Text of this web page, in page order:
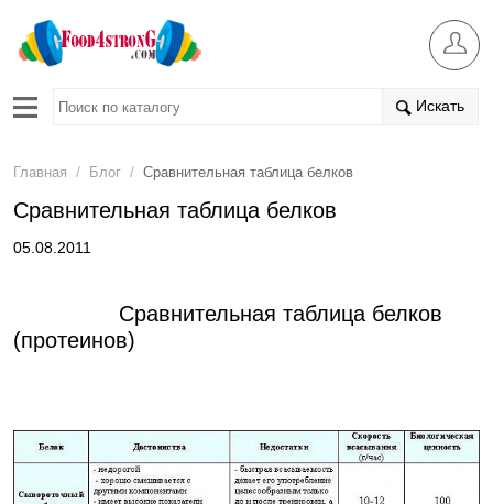
Искать
Главная / Блог / Сравнительная таблица белков
Сравнительная таблица белков
05.08.2011
Сравнительная таблица белков
(протеинов)